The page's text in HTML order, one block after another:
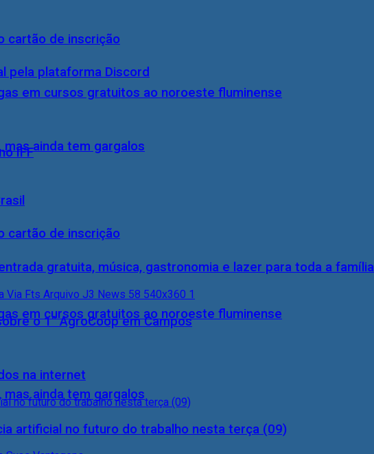
pela plataforma Discord
IFF
cartão de inscrição
em cursos gratuitos ao noroeste fluminense
ainda tem gargalos
cartão de inscrição
em cursos gratuitos ao noroeste fluminense
ainda tem gargalos
gratuita, música, gastronomia e lazer para toda a família
o 1° AgroCoop em Campos
na internet
artificial no futuro do trabalho nesta terça (09)